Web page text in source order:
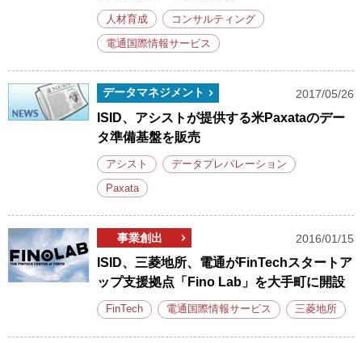
人材育成 コンサルティング
電通国際情報サービス
データマネジメント 2017/05/26
ISID、アシストが提供する米Paxataのデー
タ準備基盤を販売
アシスト データプレパレーション
Paxata
事業創出 2016/01/15
ISID、三菱地所、電通がFinTechスタートア
ップ支援拠点「Fino Lab」を大手町に開設
FinTech 電通国際情報サービス 三菱地所